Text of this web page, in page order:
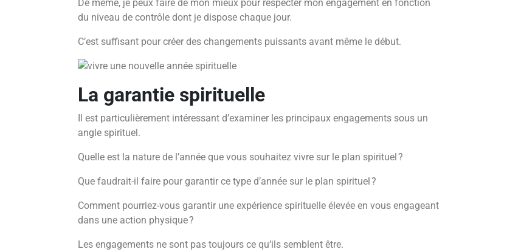
De même, je peux faire de mon mieux pour respecter mon engagement en fonction
du niveau de contrôle dont je dispose chaque jour.
C’est suffisant pour créer des changements puissants avant même le début.
La garantie spirituelle
Il est particulièrement intéressant d’examiner les principaux engagements sous un
angle spirituel.
Quelle est la nature de l’année que vous souhaitez vivre sur le plan spirituel ?
Que faudrait-il faire pour garantir ce type d’année sur le plan spirituel ?
Comment pourriez-vous garantir une expérience spirituelle élevée en vous engageant
dans une action physique ?
Les engagements ne sont pas toujours ce qu’ils semblent être.